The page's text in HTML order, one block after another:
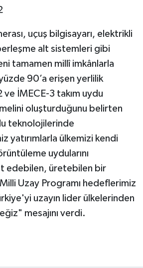
uçuş bilgisayarı, elektrikli
alt sistemleri gibi
tamamen millî imkânlarla
90’a erişen yerlilik
ve İMECE-3 takım uydu
oluşturduğunu belirten
teknolojilerinde
yatırımlarla ülkemizi kendi
uydularını
edebilen, üretebilen bir
Uzay Programı hedeflerimiz
uzayın lider ülkelerinden
mesajını verdi.